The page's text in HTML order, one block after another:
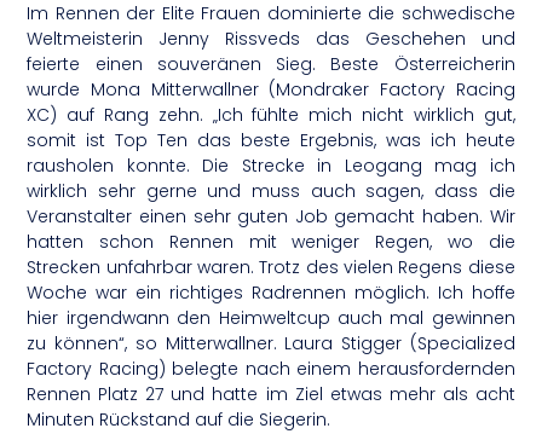
Im Rennen der Elite Frauen dominierte die schwedische
Weltmeisterin Jenny Rissveds das Geschehen und
feierte einen souveränen Sieg. Beste Österreicherin
wurde Mona Mitterwallner (Mondraker Factory Racing
XC) auf Rang zehn. „Ich fühlte mich nicht wirklich gut,
somit ist Top Ten das beste Ergebnis, was ich heute
rausholen konnte. Die Strecke in Leogang mag ich
wirklich sehr gerne und muss auch sagen, dass die
Veranstalter einen sehr guten Job gemacht haben. Wir
hatten schon Rennen mit weniger Regen, wo die
Strecken unfahrbar waren. Trotz des vielen Regens diese
Woche war ein richtiges Radrennen möglich. Ich hoffe
hier irgendwann den Heimweltcup auch mal gewinnen
zu können“, so Mitterwallner. Laura Stigger (Specialized
Factory Racing) belegte nach einem herausfordernden
Rennen Platz 27 und hatte im Ziel etwas mehr als acht
Minuten Rückstand auf die Siegerin.